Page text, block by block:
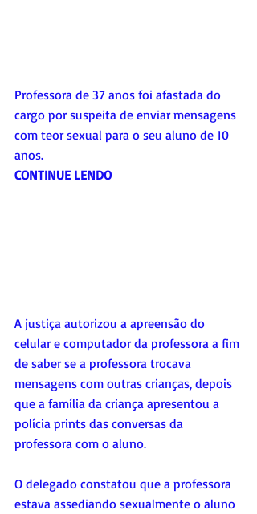
Professora de 37 anos foi afastada do
cargo por suspeita de enviar mensagens
com teor sexual para o seu aluno de 10
anos.
CONTINUE LENDO
A justiça autorizou a apreensão do
celular e computador da professora a fim
de saber se a professora trocava
mensagens com outras crianças, depois
que a família da criança apresentou a
polícia prints das conversas da
professora com o aluno.
O delegado constatou que a professora
estava assediando sexualmente o aluno